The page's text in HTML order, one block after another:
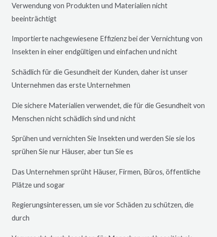
Verwendung von Produkten und Materialien nicht
beeinträchtigt
Importierte nachgewiesene Effizienz bei der Vernichtung von
Insekten in einer endgültigen und einfachen und nicht
Schädlich für die Gesundheit der Kunden, daher ist unser
Unternehmen das erste Unternehmen
Die sichere Materialien verwendet, die für die Gesundheit von
Menschen nicht schädlich sind und nicht
Sprühen und vernichten Sie Insekten und werden Sie sie los
sprühen Sie nur Häuser, aber tun Sie es
Das Unternehmen sprüht Häuser, Firmen, Büros, öffentliche
Plätze und sogar
Regierungsinteressen, um sie vor Schäden zu schützen, die
durch